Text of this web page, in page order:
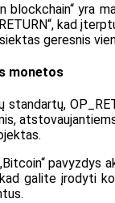
blockchain“
kad
geresnis
monetos
galite įrodyti